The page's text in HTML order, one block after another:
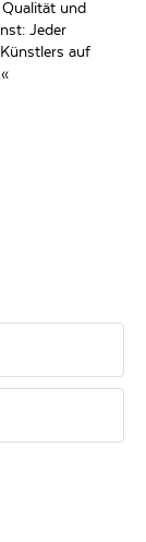
und
Jeder
auf